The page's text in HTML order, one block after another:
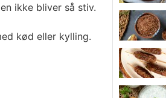
ikke bliver så stiv.
kød eller kylling.